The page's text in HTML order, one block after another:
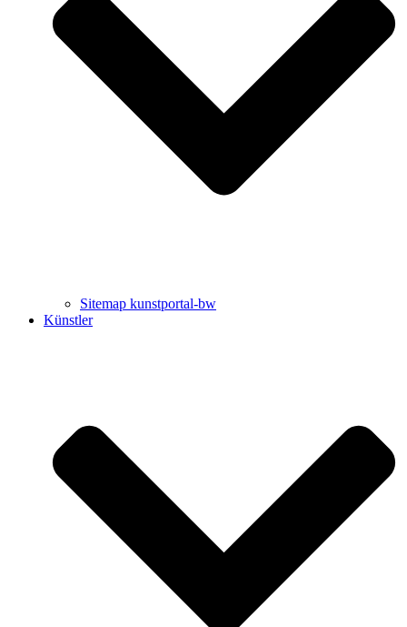
Uli Rothfuss
Harald Schwiers
Buchbesprechungen von Harald Schwiers
Haralds Streifzüge
Hörtipps von Harald Schwiers
Kunstausflüge mit Sigrid Balke
Marc Peschke – Out of The Länd
Buchtipps von Uli Rothfuss
Sitemap kunstportal-bw
Künstler